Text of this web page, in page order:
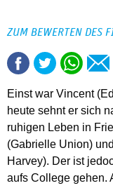
ZUM BEWERTEN DES
Einst war Vincent
heute sehnt er sich
ruhigen Leben in
(Gabrielle Union)
Harvey). Der ist
aufs College gehen.